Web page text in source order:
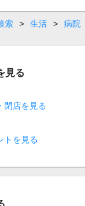
索 > 生活 > 病院
見る
閉店を見る
トを見る